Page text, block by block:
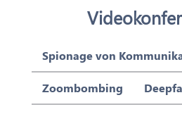
Spionage von
Zoombombing